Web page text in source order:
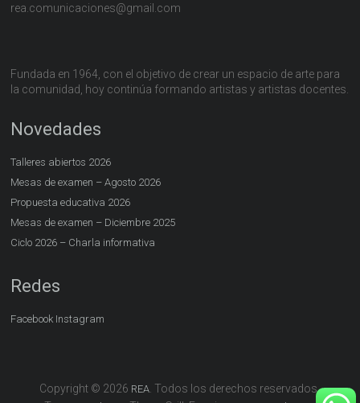
rea.comunicaciones@gmail.com
Fundada en 1964, con el objetivo de crear un espacio de arte para
la comunidad, hoy continúa formando artistas y artistas docentes.
Novedades
Talleres abiertos 2026
Mesas de examen – Agosto 2026
Propuesta educativa 2026
Mesas de examen – Diciembre 2025
Ciclo 2026 – Charla informativa
Redes
Facebook Instagram
Copyright © 2026 REA . Todos los derechos reservados.